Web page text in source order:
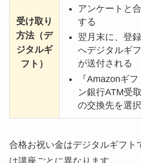
受け取り
方法（デ
ジタルギ
フト）
アンケートと
する
翌月末に、登
へデジタルギ
が送付される
『Amazonギ
ン銀行ATM受
の交換先を選
合格お祝い金はデジタルギフト
は講座ごとに異なります。